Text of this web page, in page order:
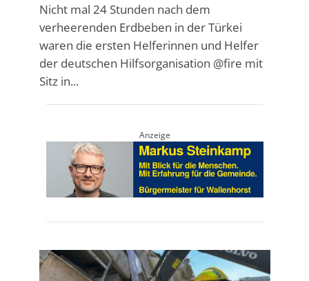
Nicht mal 24 Stunden nach dem
verheerenden Erdbeben in der Türkei
waren die ersten Helferinnen und Helfer
der deutschen Hilfsorganisation @fire mit
Sitz in...
Anzeige